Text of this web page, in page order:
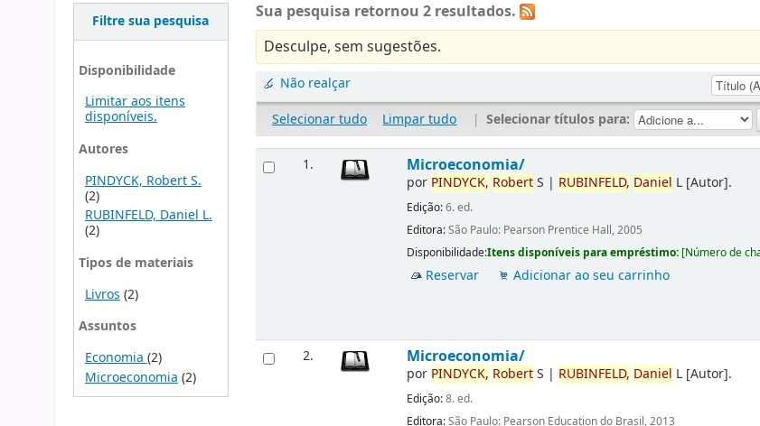
Filtre sua pesquisa
Disponibilidade
Limitar aos itens
disponíveis.
Autores
PINDYCK, Robert S.
(2)
RUBINFELD, Daniel L.
(2)
Tipos de materiais
Livros (2)
Assuntos
Economia (2)
Microeconomia (2)
Sua pesquisa retornou 2 resultados.
Desculpe, sem sugestões.
Não realçar
Selecionar tudo
Limpar tudo | Selecionar títulos para:
1. Microeconomia/
por PINDYCK, RobertS | RUBINFELD, Daniel L [Autor].
Edição:6. ed.
Editora:São Paulo: Pearson Prentice Hall, 2005
Disponibilidade:Itens disponíveis para empréstimo: [Número de
Reservar Adicionar ao seu carrinho
2. Microeconomia/
por PINDYCK, RobertS | RUBINFELD, Daniel L [Autor].
Edição:8. ed.
Editora:São Paulo: Pearson Education do Brasil, 2013